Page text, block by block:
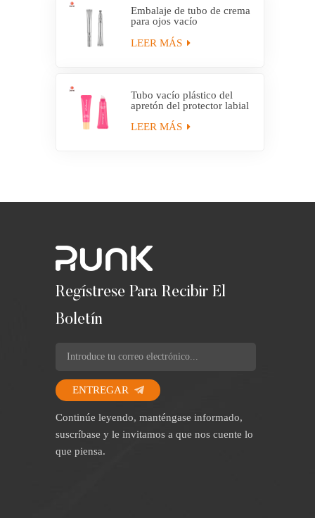
Embalaje de tubo de crema
para ojos vacío
aplicador eléctrico
LEER MÁS
Tubo vacío plástico del
apretón del protector labial
con el aplicador
LEER MÁS
Regístrese Para Recibir El
Boletín
ENTREGAR
Continúe leyendo, manténgase informado,
suscríbase y le invitamos a que nos cuente lo
que piensa.